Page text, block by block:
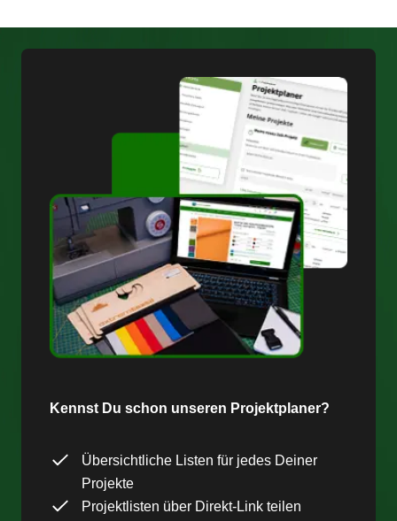
Kennst Du schon unseren Projektplaner?
Übersichtliche Listen für jedes Deiner
Projekte
Projektlisten über Direkt-Link teilen